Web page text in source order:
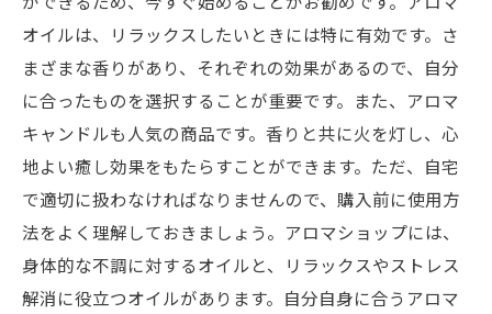
オイルは、リラックスしたいときには特に有効です。さ
まざまな香りがあり、それぞれの効果があるので、自分
に合ったものを選択することが重要です。また、アロマ
キャンドルも人気の商品です。香りと共に火を灯し、心
地よい癒し効果をもたらすことができます。ただ、自宅
で適切に扱わなければなりませんので、購入前に使用方
法をよく理解しておきましょう。アロマショップには、
身体的な不調に対するオイルと、リラックスやストレス
解消に役立つオイルがあります。自分自身に合うアロマ